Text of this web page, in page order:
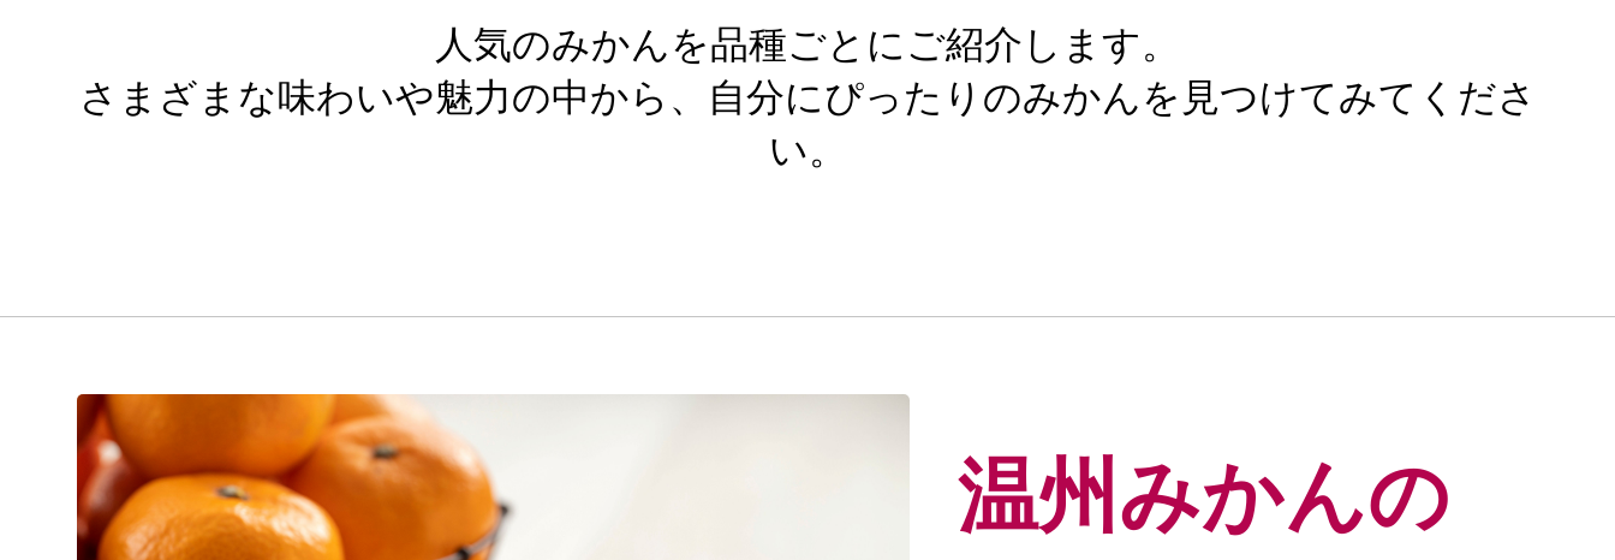
人気のみかんを品種ごとにご紹介します。
さまざまな味わいや魅力の中から、自分にぴったりのみかんを見つけてみてくださ
い。
温州みかんの